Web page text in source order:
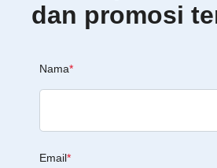
dan promosi
Nama*
Email*